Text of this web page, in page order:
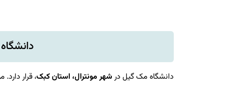
دانشگاه مک گیل در شهر مونترال، استان کبک، قرار